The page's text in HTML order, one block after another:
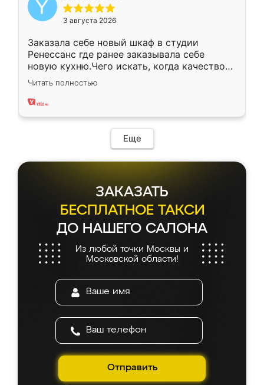
3 августа 2026
Заказала себе новый шкаф в студии
Ренессанс где ранее заказывала себе
новую кухню.Чего искать, когда качеством
вполне довольна. Служит кухня уже почти
два года, нареканий нет.
Читать полностью
Еще
ЗАКАЗАТЬ
БЕСПЛАТНОЕ ТАКСИ
ДО НАШЕГО САЛОНА
Из любой точки Москвы и
Московской области!
Отправить